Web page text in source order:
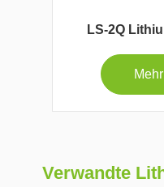
LS-2Q
Verwandte